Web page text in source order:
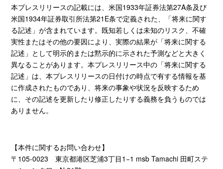
本プレスリリースの記載には、米国1933年証券法第27A条及び
米国1934年証券取引所法第21E条で定義された、「将来に関す
る記述」が含まれています。既知若しくは未知のリスク、不確
実性またはその他の要因により、実際の結果が「将来に関する
記述」として明示的または黙示的に示された予測などと大きく
異なることがあります。本プレスリリース中の「将来に関する
記述」は、本プレスリリースの日付けの時点で有する情報を基
に作成されたものであり、将来の事象や状況を反映するため
に、その記述を更新したり修正したりする義務を負うものでは
ありません。
【本件に関するお問い合わせ】
〒105-0023 東京都港区芝浦3丁目1−1 msb Tamachi 田町ステ